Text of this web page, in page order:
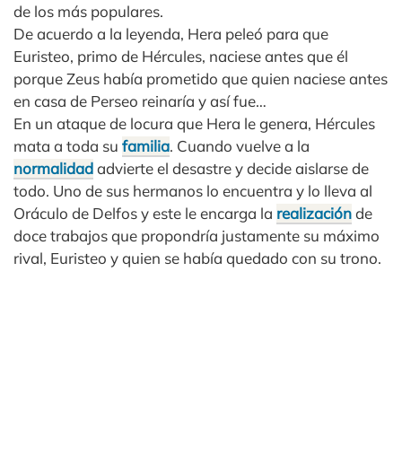
de los más populares.
De acuerdo a la leyenda, Hera peleó para que
Euristeo, primo de Hércules, naciese antes que él
porque Zeus había prometido que quien naciese antes
en casa de Perseo reinaría y así fue…
En un ataque de locura que Hera le genera, Hércules
mata a toda su familia. Cuando vuelve a la
normalidadadvierte el desastre y decide aislarse de
todo. Uno de sus hermanos lo encuentra y lo lleva al
Oráculo de Delfos y este le encarga la realizaciónde
doce trabajos que propondría justamente su máximo
rival, Euristeo y quien se había quedado con su trono.